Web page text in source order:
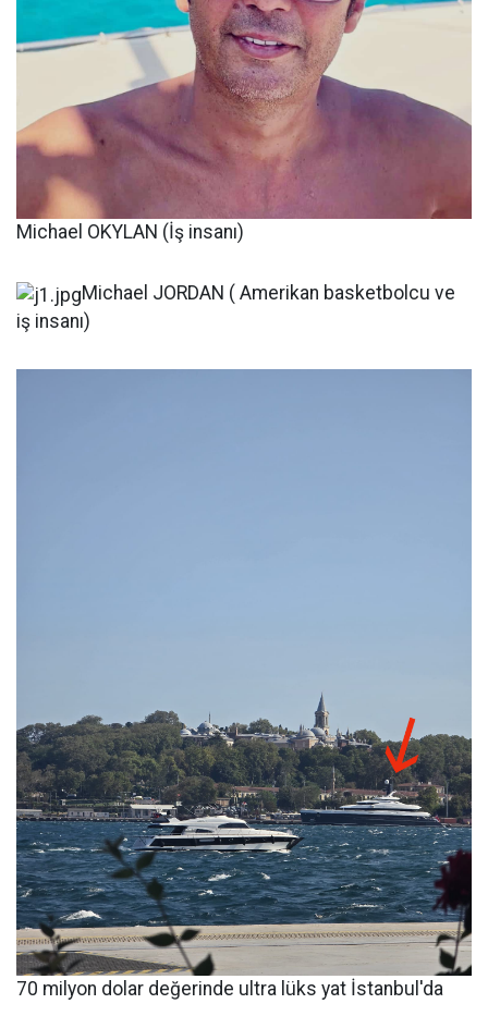
Michael OKYLAN (İş insanı)
Michael JORDAN ( Amerikan basketbolcu ve
iş insanı)
70 milyon dolar değerinde ultra lüks yat İstanbul'da